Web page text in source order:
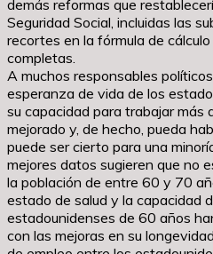
demás reformas que
Seguridad Social, incluidas las
recortes en la fórmula de
completas.
A muchos responsables
esperanza de vida de los
su capacidad para trabajar más
mejorado y, de hecho, pueda
puede ser cierto para una
mejores datos sugieren que no
la población de entre 60 y 70
estado de salud y la capacidad
estadounidenses de 60 años
con las mejoras en su